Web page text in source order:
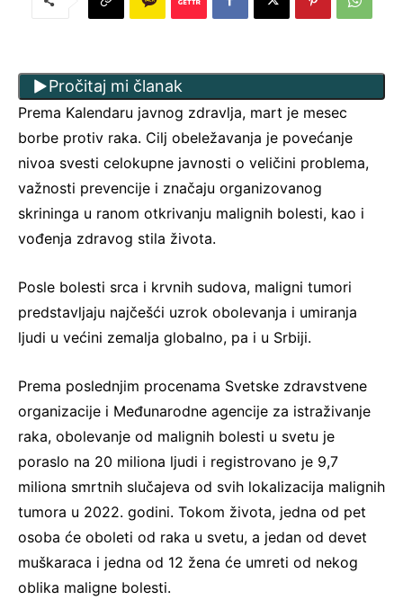
Pročitaj mi članak
Prema Kalendaru javnog zdravlja, mart je mesec
borbe protiv raka. Cilj obeležavanja je povećanje
nivoa svesti celokupne javnosti o veličini problema,
važnosti prevencije i značaju organizovanog
skrininga u ranom otkrivanju malignih bolesti, kao i
vođenja zdravog stila života.
Posle bolesti srca i krvnih sudova, maligni tumori
predstavljaju najčešći uzrok obolevanja i umiranja
ljudi u većini zemalja globalno, pa i u Srbiji.
Prema poslednjim procenama Svetske zdravstvene
organizacije i Međunarodne agencije za istraživanje
raka, obolevanje od malignih bolesti u svetu je
poraslo na 20 miliona ljudi i registrovano je 9,7
miliona smrtnih slučajeva od svih lokalizacija malignih
tumora u 2022. godini. Tokom života, jedna od pet
osoba će oboleti od raka u svetu, a jedan od devet
muškaraca i jedna od 12 žena će umreti od nekog
oblika maligne bolesti.